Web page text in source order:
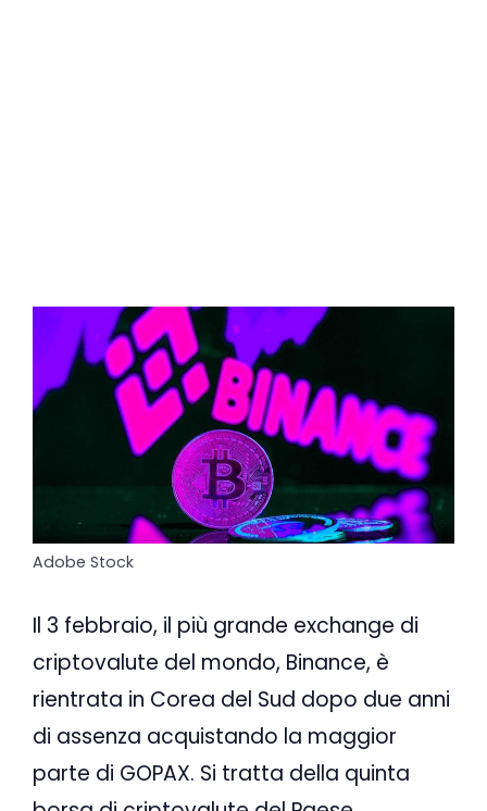
Adobe Stock
Il 3 febbraio, il più grande exchange di
criptovalute del mondo, Binance, è
rientrata in Corea del Sud dopo due anni
di assenza acquistando la maggior
parte di GOPAX. Si tratta della quinta